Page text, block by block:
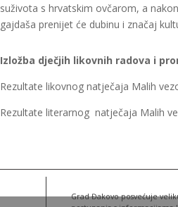
Grad Đakovo posvećuje
suživota s hrvatskim ovčarom, a
gajdaša prenijet će dubinu i značaj
Izložba dječjih likovnih radova i
Rezultate likovnog natječaja Malih
Rezultate literarnog natječaja Malih